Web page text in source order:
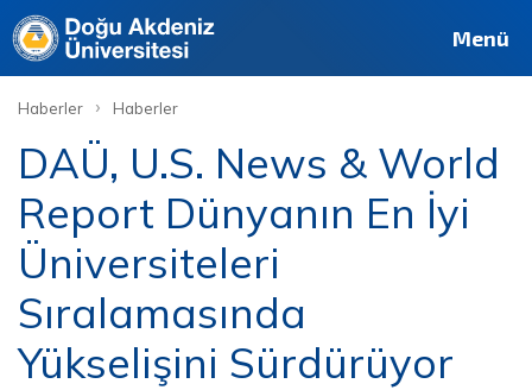
Menü
Haberler › Haberler
DAÜ, U.S. News & World
Report Dünyanın En İyi
Üniversiteleri
Sıralamasında
Yükselişini Sürdürüyor